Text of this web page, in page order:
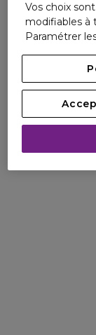
Vos choix
modifiables à
Paramétrer